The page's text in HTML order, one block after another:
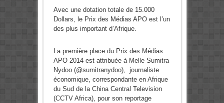
Avec une dotation totale de 15.000
Dollars, le Prix des Médias APO est l’un
des plus important d’Afrique.
La première place du Prix des Médias
APO 2014 est attribuée à Melle Sumitra
Nydoo (@sumitranydoo), journaliste
économique, correspondante en Afrique
du Sud de la China Central Television
(CCTV Africa), pour son reportage